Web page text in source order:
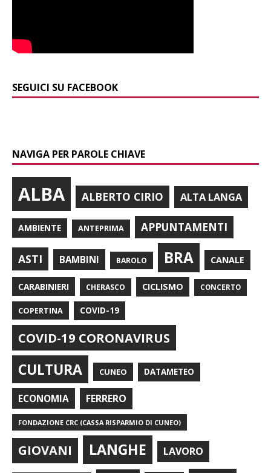
SEGUICI SU FACEBOOK
NAVIGA PER PAROLE CHIAVE
ALBA ALBERTO CIRIO ALTA LANGA
AMBIENTE ANTEPRIMA APPUNTAMENTI
ASTI BAMBINI BAROLO BRA CANALE
CARABINIERI CHERASCO CICLISMO CONCERTO
COPERTINA COVID-19
COVID-19 CORONAVIRUS
CULTURA CUNEO DATAMETEO
ECONOMIA FERRERO
FONDAZIONE CRC (CASSA RISPARMIO DI CUNEO)
GIOVANI LANGHE LAVORO